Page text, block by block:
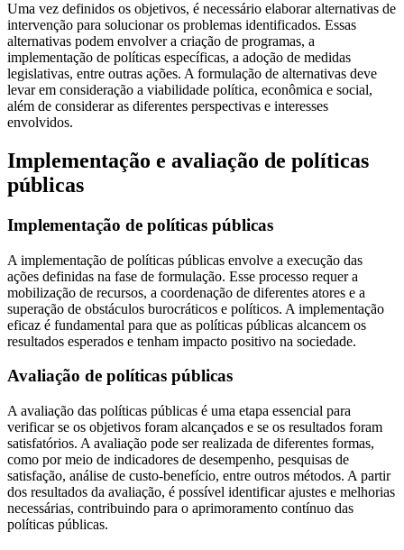
Uma vez definidos os objetivos, é necessário elaborar alternativas de
intervenção para solucionar os problemas identificados. Essas
alternativas podem envolver a criação de programas, a
implementação de políticas específicas, a adoção de medidas
legislativas, entre outras ações. A formulação de alternativas deve
levar em consideração a viabilidade política, econômica e social,
além de considerar as diferentes perspectivas e interesses
envolvidos.
Implementação e avaliação de políticas
públicas
Implementação de políticas públicas
A implementação de políticas públicas envolve a execução das
ações definidas na fase de formulação. Esse processo requer a
mobilização de recursos, a coordenação de diferentes atores e a
superação de obstáculos burocráticos e políticos. A implementação
eficaz é fundamental para que as políticas públicas alcancem os
resultados esperados e tenham impacto positivo na sociedade.
Avaliação de políticas públicas
A avaliação das políticas públicas é uma etapa essencial para
verificar se os objetivos foram alcançados e se os resultados foram
satisfatórios. A avaliação pode ser realizada de diferentes formas,
como por meio de indicadores de desempenho, pesquisas de
satisfação, análise de custo-benefício, entre outros métodos. A partir
dos resultados da avaliação, é possível identificar ajustes e melhorias
necessárias, contribuindo para o aprimoramento contínuo das
políticas públicas.